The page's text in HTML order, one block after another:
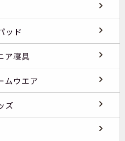
ッド
ア寝具
ムウエア
ズ